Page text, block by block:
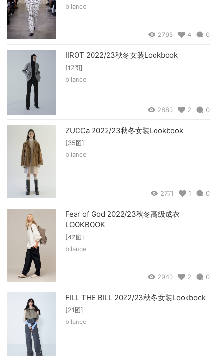
bilance
2763 4 0
IIROT 2022/23秋冬女装Lookbook
[17图]
bilance
2880 2 0
ZUCCa 2022/23秋冬女装Lookbook
[35图]
bilance
2771 1 0
Fear of God 2022/23秋冬高级成衣
LOOKBOOK
[42图]
bilance
2940 2 0
FILL THE BILL 2022/23秋冬女装Lookbook
[21图]
bilance